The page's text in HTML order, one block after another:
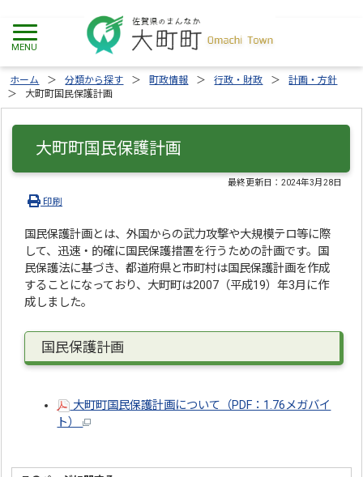
ホーム 分類から探す 町政情報 行政・財政
計画・方針
大町町国民保護計画
大町町国民保護計画
最終更新日：2024年3月28日
印刷
国民保護計画とは、外国からの武力攻撃や大規模テロ等に際
して、迅速・的確に国民保護措置を行うための計画です。国
民保護法に基づき、都道府県と市町村は国民保護計画を作成
することになっており、大町町は2007（平成19）年3月に作
成しました。
国民保護計画
大町町国民保護計画について（PDF：1.76メガバイ
ト）